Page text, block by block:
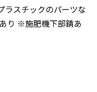
スチックのパーツな
り ※施肥機下部錆あ